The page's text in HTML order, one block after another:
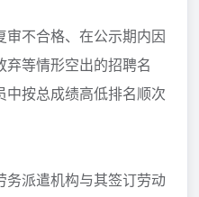
不合格、在公示期内因
等情形空出的招聘名
按总成绩高低排名顺次
派遣机构与其签订劳动